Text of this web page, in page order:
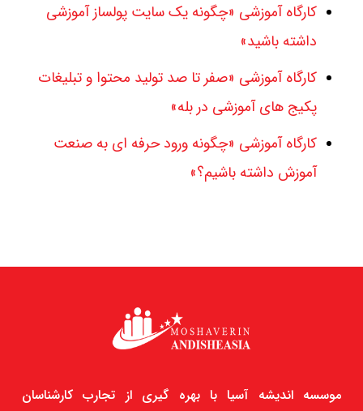
کارگاه آموزشی «چگونه یک سایت پولساز آموزشی
داشته باشید»
کارگاه آموزشی «صفر تا صد تولید محتوا و تبلیغات
پکیج های آموزشی در بله»
کارگاه آموزشی «چگونه ورود حرفه ای به صنعت
آموزش داشته باشیم؟»
موسسه اندیشه آسیا با بهره گیری از تجارب کارشناسان